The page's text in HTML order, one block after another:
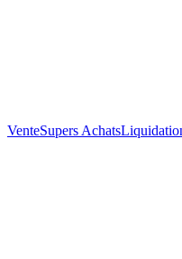
VenteSupers Achats